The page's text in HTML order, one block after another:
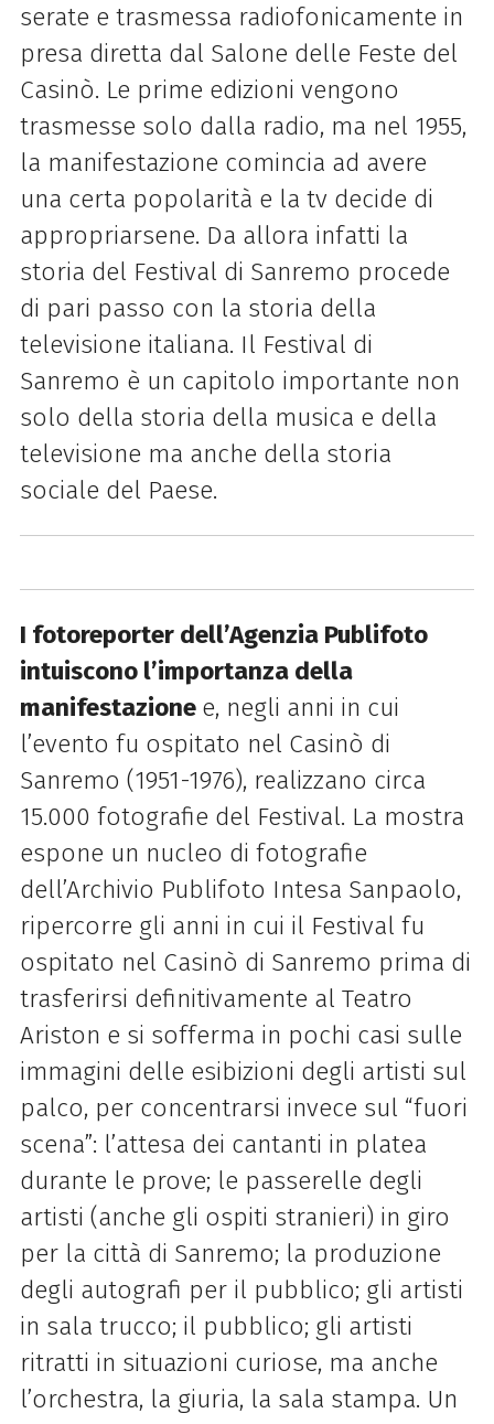
serate e trasmessa radiofonicamente in
presa diretta dal Salone delle Feste del
Casinò. Le prime edizioni vengono
trasmesse solo dalla radio, ma nel 1955,
la manifestazione comincia ad avere
una certa popolarità e la tv decide di
appropriarsene. Da allora infatti la
storia del Festival di Sanremo procede
di pari passo con la storia della
televisione italiana. Il Festival di
Sanremo è un capitolo importante non
solo della storia della musica e della
televisione ma anche della storia
sociale del Paese.
I fotoreporter dell’Agenzia Publifoto
intuiscono l’importanza della
manifestazione e, negli anni in cui
l’evento fu ospitato nel Casinò di
Sanremo (1951-1976), realizzano circa
15.000 fotografie del Festival. La mostra
espone un nucleo di fotografie
dell’Archivio Publifoto Intesa Sanpaolo,
ripercorre gli anni in cui il Festival fu
ospitato nel Casinò di Sanremo prima di
trasferirsi definitivamente al Teatro
Ariston e si sofferma in pochi casi sulle
immagini delle esibizioni degli artisti sul
palco, per concentrarsi invece sul “fuori
scena”: l’attesa dei cantanti in platea
durante le prove; le passerelle degli
artisti (anche gli ospiti stranieri) in giro
per la città di Sanremo; la produzione
degli autografi per il pubblico; gli artisti
in sala trucco; il pubblico; gli artisti
ritratti in situazioni curiose, ma anche
l’orchestra, la giuria, la sala stampa. Un